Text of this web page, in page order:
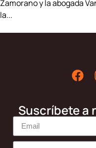
Zamorano y la abogada
la...
Suscríbete a